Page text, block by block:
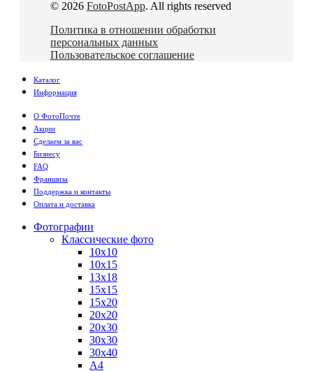
© 2026 FotoPostApp. All rights reserved
Политика в отношении обработки
персональных данных
Пользовательское соглашение
Каталог
Информация
О ФотоПочте
Акции
Сделаем за вас
Бизнесу
FAQ
Франшиза
Поддержка и контакты
Оплата и доставка
Фотографии
Классические фото
10х10
10х15
13х18
15х15
15х20
20х20
20х30
30х30
30х40
А4